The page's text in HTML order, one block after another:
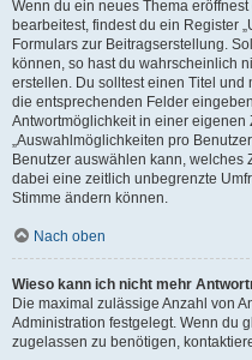
Wenn du ein neues Thema
bearbeitest, findest du ein Register
Formulars zur Beitragserstellung.
können, so hast du wahrscheinlich
erstellen. Du solltest einen Titel und
die entsprechenden Felder
Antwortmöglichkeit in einer eigenen
„Auswahlmöglichkeiten pro
Benutzer auswählen kann, welches
dabei eine zeitlich unbegrenzte
Stimme ändern können.
Nach oben
Wieso kann ich nicht mehr
Die maximal zulässige Anzahl von
Administration festgelegt. Wenn du
zugelassen zu benötigen,